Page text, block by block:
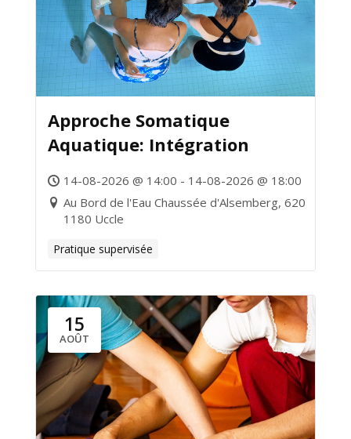
Approche Somatique
Aquatique: Intégration
14-08-2026 @ 14:00 - 14-08-2026 @ 18:00
Au Bord de l'Eau Chaussée d'Alsemberg, 620
1180 Uccle
Pratique supervisée
15
AOÛT